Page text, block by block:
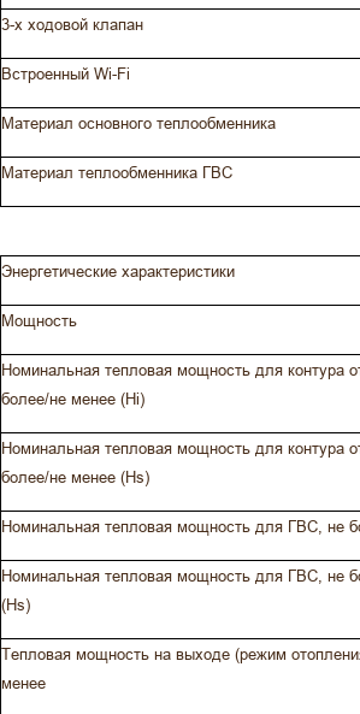
3-х ходовой клапан
Встроенный Wi-Fi
Материал основного теплообменника
Материал теплообменника ГВС
Энергетические характеристики
Мощность
Номинальная тепловая мощность для контура
более/не менее (Hi)
Номинальная тепловая мощность для контура
более/не менее (Hs)
Номинальная тепловая мощность для ГВС, не
Номинальная тепловая мощность для ГВС, не
(Hs)
Тепловая мощность на выходе (режим
менее